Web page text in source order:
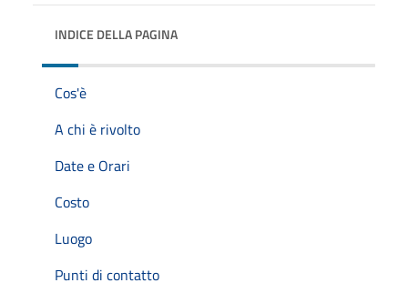
INDICE DELLA PAGINA
Cos'è
A chi è rivolto
Date e Orari
Costo
Luogo
Punti di contatto